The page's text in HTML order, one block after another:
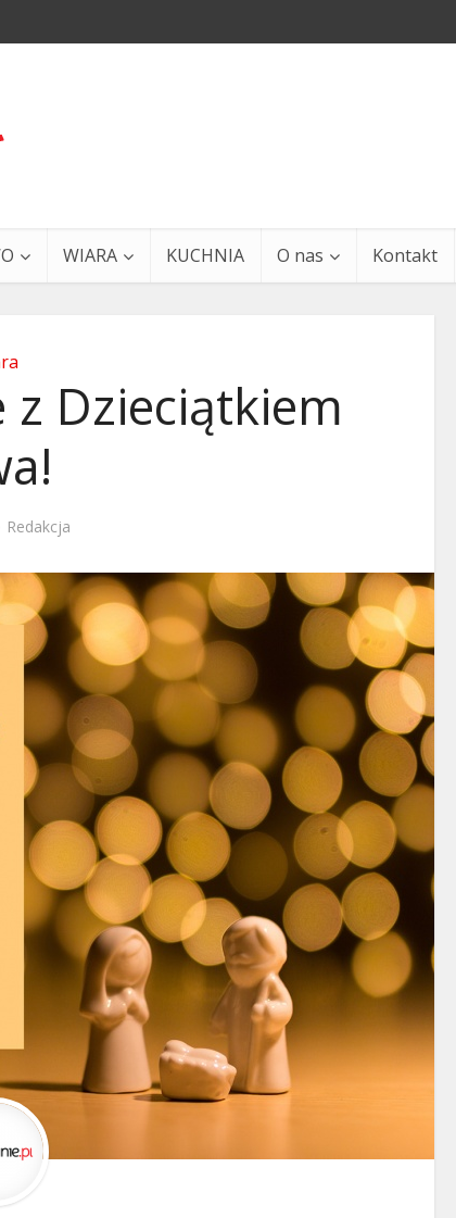
WIARA KUCHNIA O nas Kontakt
Dzieciątkiem
Redakcja
29 grudnia